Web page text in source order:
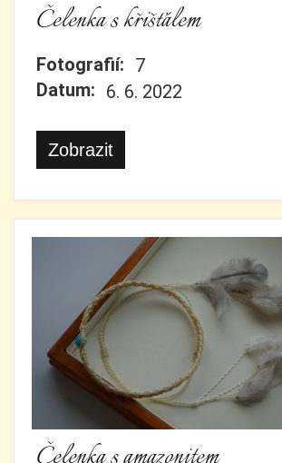
Čelenka s křišťálem
Fotografií: 7
Datum: 6. 6. 2022
Zobrazit